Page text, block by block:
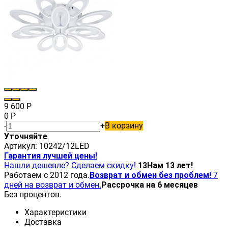
9 600 Р
0 Р
-
+В корзину
Уточняйте
Артикул: 10242/12LED
Гарантия лучшей цены!
Нашли дешевле? Сделаем скидку! 13Нам 13 лет!
Работаем с 2012 года.Возврат и обмен без проблем! 7
дней на возврат и обмен.Рассрочка на 6 месяцев
Без процентов.
Характеристики
Доставка